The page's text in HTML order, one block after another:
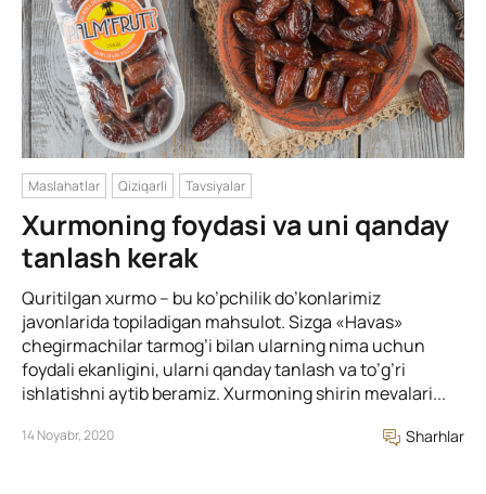
Maslahatlar Qiziqarli Tavsiyalar
Xurmoning foydasi va uni qanday
tanlash kerak
Quritilgan xurmo – bu ko’pchilik do’konlarimiz
javonlarida topiladigan mahsulot. Sizga «Havas»
chegirmachilar tarmog’i bilan ularning nima uchun
foydali ekanligini, ularni qanday tanlash va to’g’ri
ishlatishni aytib beramiz. Xurmoning shirin mevalari...
14 Noyabr, 2020 Sharhlar